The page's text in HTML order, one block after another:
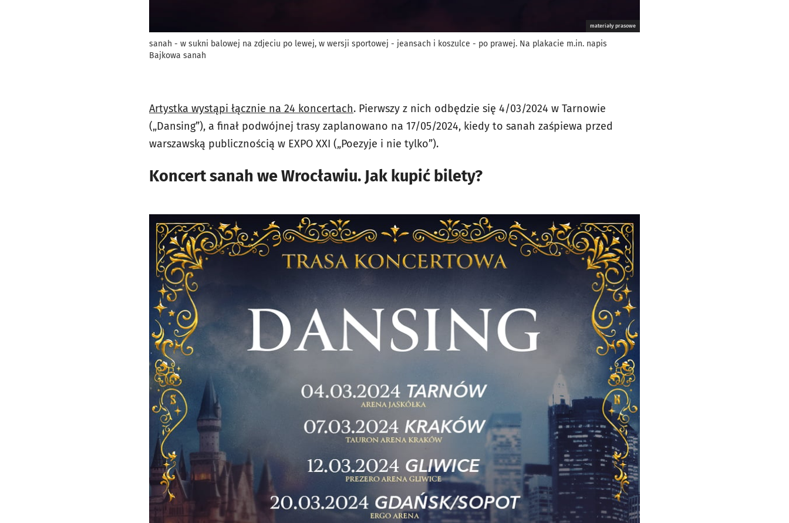
materiały prasowe
sanah - w sukni balowej na zdjeciu po lewej, w wersji sportowej - jeansach i koszulce - po prawej. Na plakacie m.in. napis
Bajkowa sanah
Artystka wystąpi łącznie na 24 koncertach. Pierwszy z nich odbędzie się 4/03/2024 w Tarnowie
(„Dansing”), a finał podwójnej trasy zaplanowano na 17/05/2024, kiedy to sanah zaśpiewa przed
warszawską publicznością w EXPO XXI („Poezyje i nie tylko”).
Koncert sanah we Wrocławiu. Jak kupić bilety?